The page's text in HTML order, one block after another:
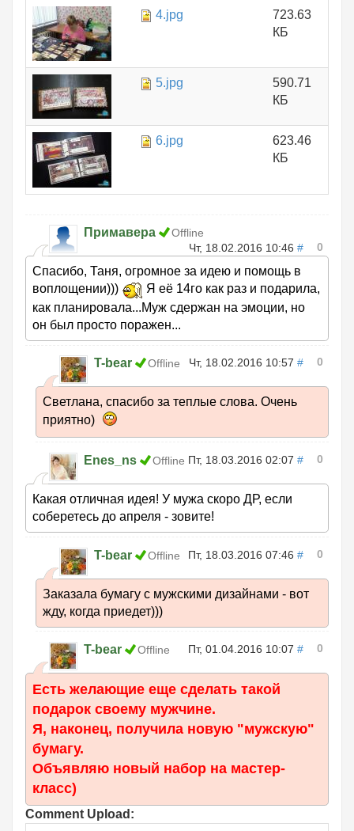
4.jpg
723.63
КБ
5.jpg
590.71
КБ
6.jpg
623.46
КБ
Примавера
Offline
Чт, 18.02.2016 10:46 # 0
Спасибо, Таня, огромное за идею и помощь в
воплощении)))
Я её 14го как раз и подарила,
как планировала...Муж сдержан на эмоции, но
он был просто поражен...
T-bear Offline Чт, 18.02.2016 10:57 # 0
Светлана, спасибо за теплые слова. Очень
приятно)
Enes_ns Offline Пт, 18.03.2016 02:07 # 0
Какая отличная идея! У мужа скоро ДР, если
соберетесь до апреля - зовите!
T-bear Offline Пт, 18.03.2016 07:46 # 0
Заказала бумагу с мужскими дизайнами - вот
жду, когда приедет)))
T-bear Offline Пт, 01.04.2016 10:07 # 0
Есть желающие еще сделать такой
подарок своему мужчине.
Я, наконец, получила новую "мужскую"
бумагу.
Объявляю новый набор на мастер-
класс)
Comment Upload: